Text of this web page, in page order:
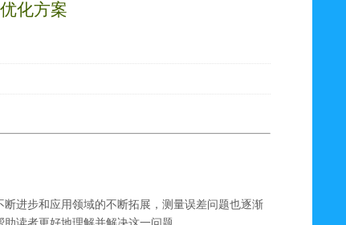
化方案
进步和应用领域的不断拓展，测量误差问题也逐渐